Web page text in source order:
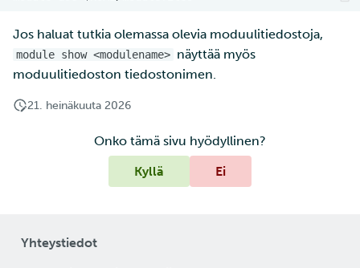
Jos haluat tutkia olemassa olevia moduulitiedostoja,
module show <modulename> näyttää myös
moduulitiedoston tiedostonimen.
21. heinäkuuta 2026
Onko tämä sivu hyödyllinen?
Kyllä
Ei
Yhteystiedot